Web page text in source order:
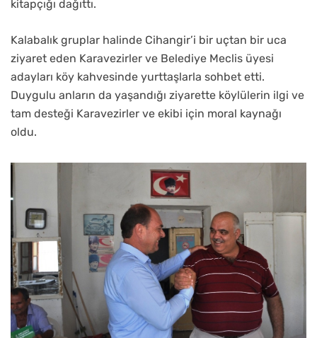
kitapçığı dağıttı.
Kalabalık gruplar halinde Cihangir’i bir uçtan bir uca
ziyaret eden Karavezirler ve Belediye Meclis üyesi
adayları köy kahvesinde yurttaşlarla sohbet etti.
Duygulu anların da yaşandığı ziyarette köylülerin ilgi ve
tam desteği Karavezirler ve ekibi için moral kaynağı
oldu.